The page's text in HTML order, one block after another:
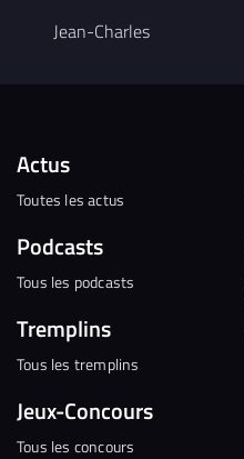
Jean-Charles
Actus
Toutes les actus
Podcasts
Tous les podcasts
Tremplins
Tous les tremplins
Jeux-Concours
Tous les concours